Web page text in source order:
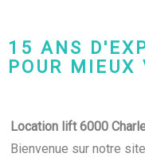
15 ANS
POUR MIEUX
Location lift 6000
Bienvenue sur notre